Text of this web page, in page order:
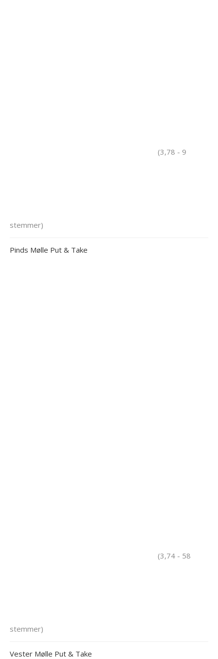
(3,78 - 9
stemmer)
Pinds Mølle Put & Take
(3,74 - 58
stemmer)
Vester Mølle Put & Take